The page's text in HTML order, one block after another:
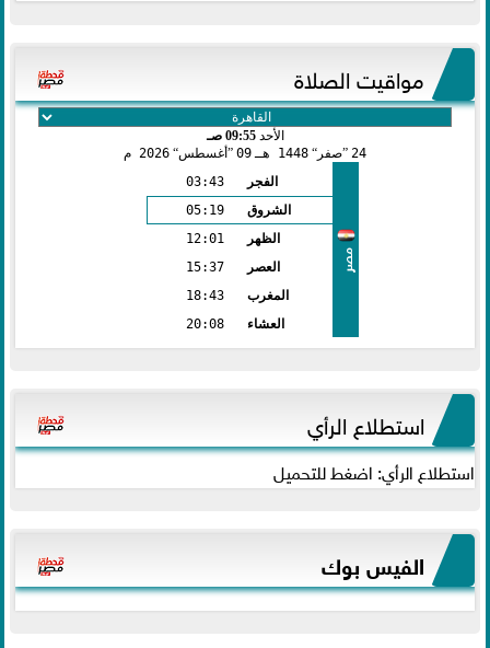
مواقيت الصلاة
الأحد09:55 صـ
24 صفر 1448 هـ 09 أغسطس 2026 م
مصر
الفجر
03:43
الشروق
05:19
الظهر
12:01
العصر
15:37
المغرب
18:43
العشاء
20:08
استطلاع الرأي
استطلاع الرأي: اضغط للتحميل
الفيس بوك